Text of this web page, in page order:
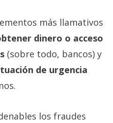
más llamativos
dinero o acceso
(sobre todo, bancos) y
de urgencia
los fraudes